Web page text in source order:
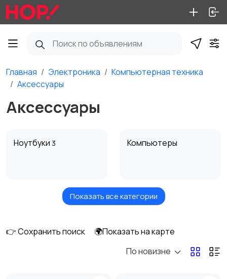
Главная Электроника
Компьютерная техника
Аксессуары
Аксессуары
Ноутбуки 3 Компьютеры
Клавиатуры и мыши
Показать все категории
👉 Сохранить поиск
🌍Показать на карте
По новизне